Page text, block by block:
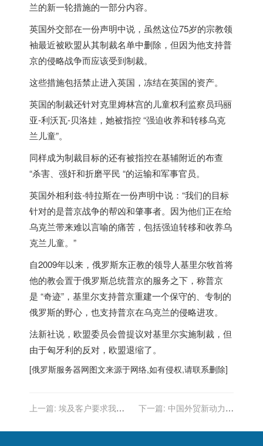
兰的新一轮措施的一部分内容。
英国外交部在一份声明中说，虽然这位75岁的宗教领
袖最近被欧盟从其制裁名单中删除，但因为他支持普
京的侵略战争而应该受到制裁。
这些措施包括禁止进入英国，冻结在英国的资产。
英国的制裁还针对克里姆林宫的儿童权利监察员玛丽
亚-利沃瓦-贝洛娃，她被指控 “强迫收养和转移乌克
兰儿童”。
同样成为制裁目标的还有被指控在基辅附近的布查
“杀害、强奸和折磨平民 “的运输和军事官员。
英国外相利兹-特拉斯在一份声明中说：“我们的目标
针对的是普京战争的帮凶和肇事者。因为他们正在给
乌克兰带来难以言喻的痛苦，包括强迫转移和收养乌
克兰儿童。”
自2009年以来， 俄罗斯东正教的领导人基里尔牧首将
他的教会置于俄罗斯总统普京的服务之下，称普京
是 “奇迹”，基里尔支持普京重建一个保守的、专制的
俄罗斯的野心，也支持普京在乌克兰的侵略进攻。
法新社说，欧盟委员会曾提议对基里尔实施制裁，但
由于匈牙利的反对，欧盟退缩了。
[俄罗斯服务器网图文来源于网络,如有侵权,请联系删除]
上一篇: 埃及客户要求我们
下一篇: 中国外贸新动力：
持